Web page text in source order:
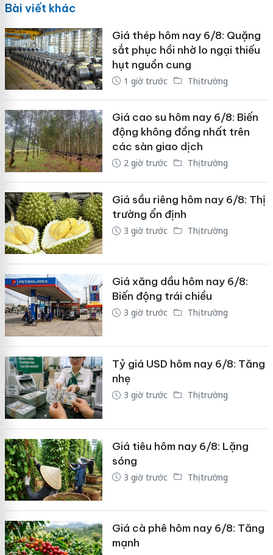
Bài viết khác
Giá thép hôm nay 6/8: Quặng
sắt phục hồi nhờ lo ngại thiếu
hụt nguồn cung
1 giờ trước Thị trường
Giá cao su hôm nay 6/8: Biến
động không đồng nhất trên
các sàn giao dịch
2 giờ trước Thị trường
Giá sầu riêng hôm nay 6/8: Thị
trường ổn định
3 giờ trước Thị trường
Giá xăng dầu hôm nay 6/8:
Biến động trái chiều
3 giờ trước Thị trường
Tỷ giá USD hôm nay 6/8: Tăng
nhẹ
3 giờ trước Thị trường
Giá tiêu hôm nay 6/8: Lặng
sóng
3 giờ trước Thị trường
Giá cà phê hôm nay 6/8: Tăng
mạnh